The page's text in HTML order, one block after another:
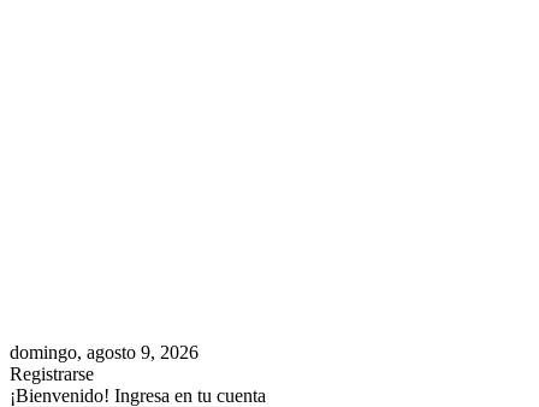
domingo, agosto 9, 2026
Registrarse
¡Bienvenido! Ingresa en tu cuenta